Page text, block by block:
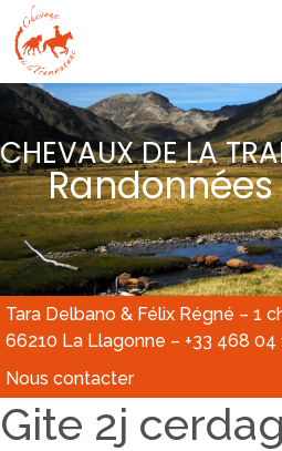
CHEVAUX DE LA
Tara Delbano & Félix Régné – 1
66210 La Llagonne – +33 468 04
Nous contacter
Gite 2j